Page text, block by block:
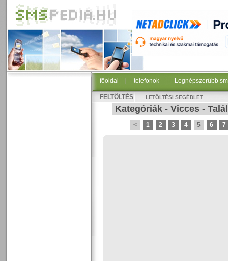
főoldal telefonok Legnépszerűbb
FELTÖLTÉS LETÖLTÉSI SEGÉDLET
Kategóriák - Vicces -
< 1 2 3 4 5 6 7